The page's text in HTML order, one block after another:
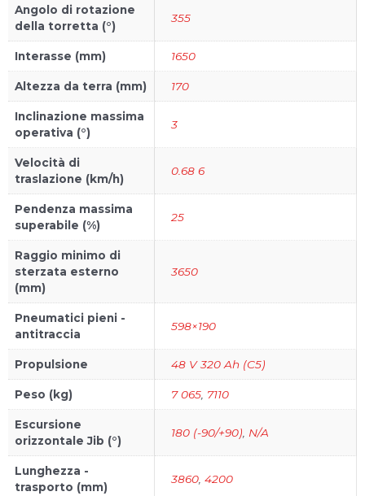
Angolo di rotazione
della torretta (°)
355
Interasse (mm) 1650
Altezza da terra (mm) 170
Inclinazione massima
operativa (°)
3
Velocità di
traslazione (km/h)
0.68 6
Pendenza massima
superabile (%)
25
Raggio minimo di
sterzata esterno
(mm)
3650
Pneumatici pieni -
antitraccia
598×190
Propulsione 48 V 320 Ah (C5)
Peso (kg) 7 065 7110
Escursione
orizzontale Jib (°)
180 (-90/+90) N/A
Lunghezza -
trasporto (mm)
3860 4200